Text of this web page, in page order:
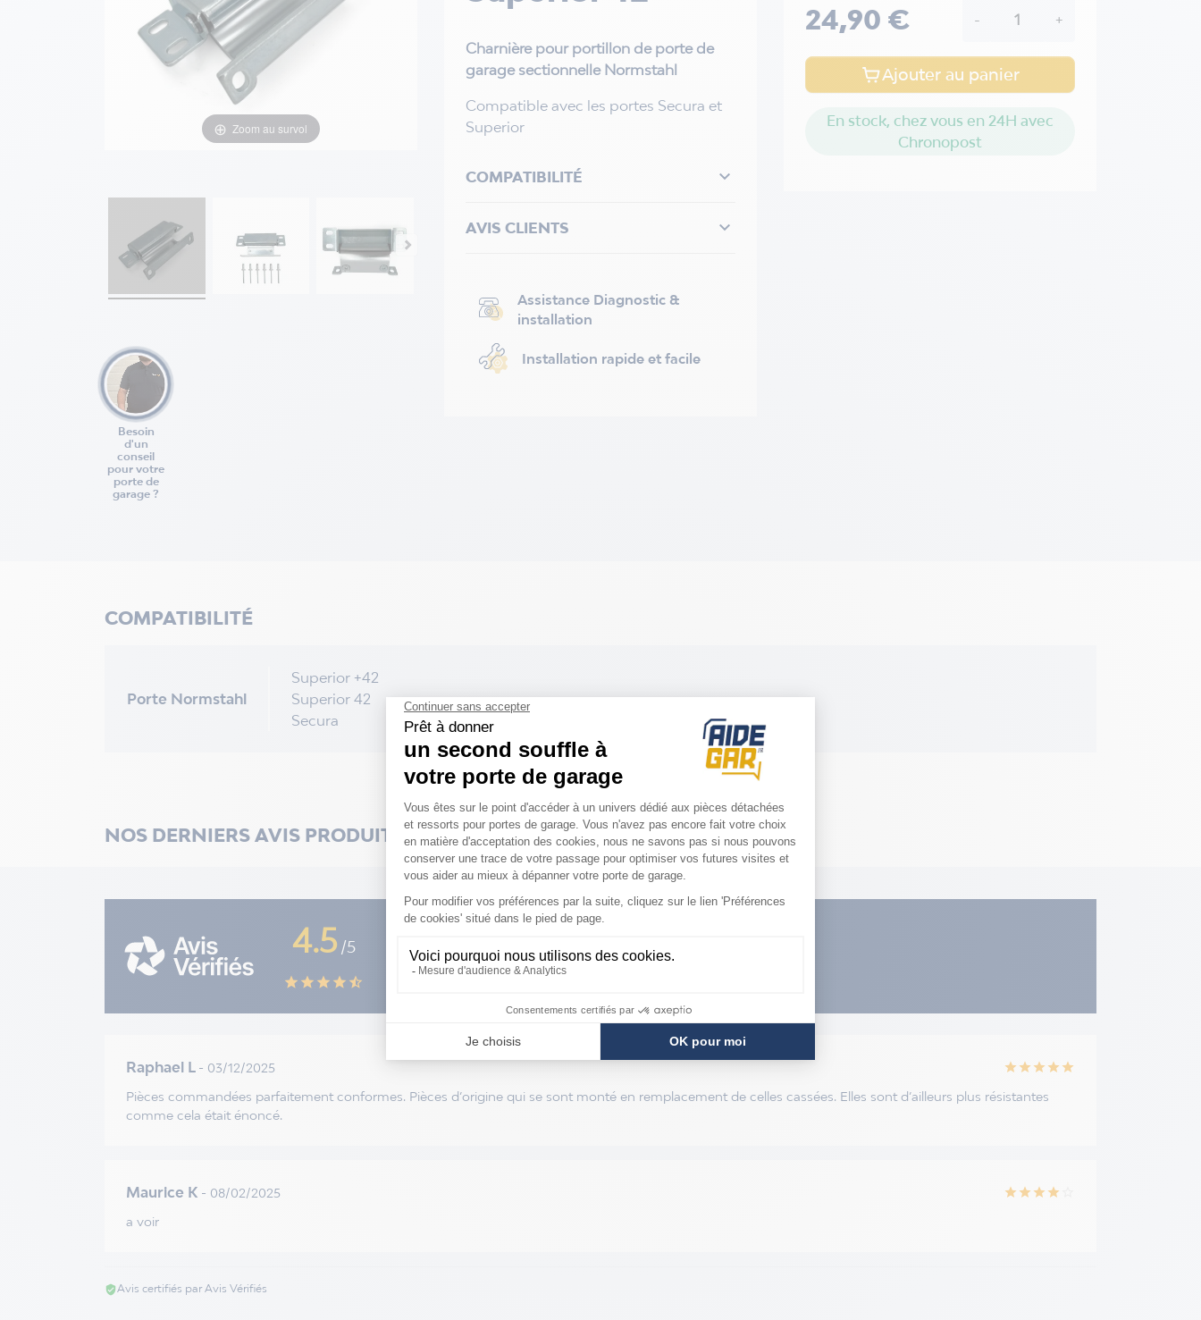
Zoom au survol
Besoin
d'un
conseil
pour votre
porte de
garage ?
Charnière pour portillon de porte de
garage sectionnelle Normstahl
Compatible avec les portes Secura et
Superior
COMPATIBILITÉ 
AVIS CLIENTS 
Assistance Diagnostic &
installation
Installation rapide et facile
24,90 € - +
Ajouter au panier
En stock, chez vous en 24H avec
Chronopost
COMPATIBILITÉ
Porte Normstahl
Superior +42
Superior 42
Secura
NOS DERNIERS AVIS PRODUITS
4.5 /5
star star star star star_half
Raphael L - 03/12/2025 star star star star star
Pièces commandées parfaitement conformes. Pièces d’origine qui se sont monté en remplacement de celles cassées. Elles sont d’ailleurs plus résistantes
comme cela était énoncé.
Maurice K - 08/02/2025 star star star star
a voir
verified_userAvis certifiés par Avis Vérifiés